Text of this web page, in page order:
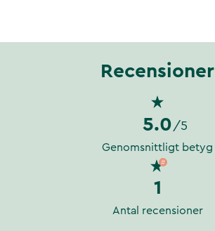
Recensioner
5.0 /5
Genomsnittligt betyg
1
Antal recensioner